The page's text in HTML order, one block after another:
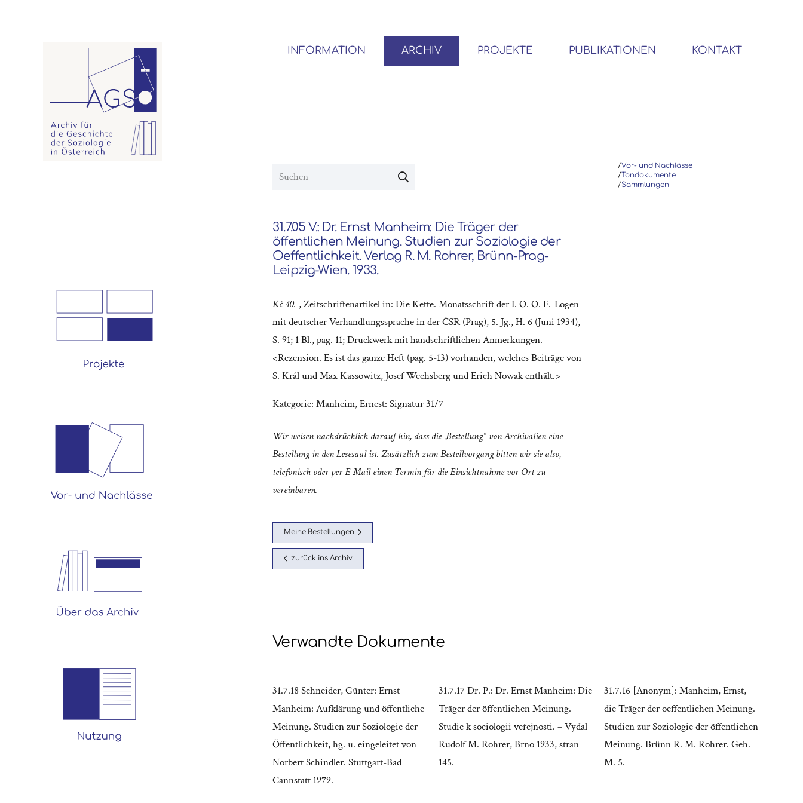
INFORMATION ARCHIV PROJEKTE PUBLIKATIONEN KONTAKT
/Vor- und Nachlässe
/Tondokumente
/Sammlungen
31.7.05 V.: Dr. Ernst Manheim: Die Träger der
öffentlichen Meinung. Studien zur Soziologie der
Oeffentlichkeit. Verlag R. M. Rohrer, Brünn-Prag-
Leipzig-Wien. 1933.
Kč 40.-, Zeitschriftenartikel in: Die Kette. Monatsschrift der I. O. O. F.-Logen
mit deutscher Verhandlungssprache in der ČSR (Prag), 5. Jg., H. 6 (Juni 1934),
S. 91; 1 Bl., pag. 11; Druckwerk mit handschriftlichen Anmerkungen.
<Rezension. Es ist das ganze Heft (pag. 5-13) vorhanden, welches Beiträge von
S. Král und Max Kassowitz, Josef Wechsberg und Erich Nowak enthält.>
Kategorie: Manheim, Ernest: Signatur 31/7
Wir weisen nachdrücklich darauf hin, dass die „Bestellung“ von Archivalien eine
Bestellung in den Lesesaal ist. Zusätzlich zum Bestellvorgang bitten wir sie also,
telefonisch oder per E-Mail einen Termin für die Einsichtnahme vor Ort zu
vereinbaren.
Meine Bestellungen
zurück ins Archiv
Verwandte Dokumente
31.7.18 Schneider, Günter: Ernst
Manheim: Aufklärung und öffentliche
Meinung. Studien zur Soziologie der
Öffentlichkeit, hg. u. eingeleitet von
Norbert Schindler. Stuttgart-Bad
Cannstatt 1979.
31.7.17 Dr. P.: Dr. Ernst Manheim: Die
Träger der öffentlichen Meinung.
Studie k sociologii veřejnosti. – Vydal
Rudolf M. Rohrer, Brno 1933, stran
145.
31.7.16 [Anonym]: Manheim, Ernst,
die Träger der oeffentlichen Meinung.
Studien zur Soziologie der öffentlichen
Meinung. Brünn R. M. Rohrer. Geh.
M. 5.